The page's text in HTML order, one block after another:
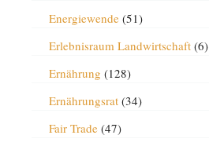
Energiewende(51)
Erlebnisraum Landwirtschaft(6)
Ernährung (128)
Ernährungsrat(34)
Fair Trade(47)